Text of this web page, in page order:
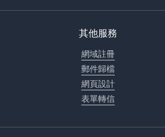
其他服務
網域註冊
郵件歸檔
網頁設計
表單轉信